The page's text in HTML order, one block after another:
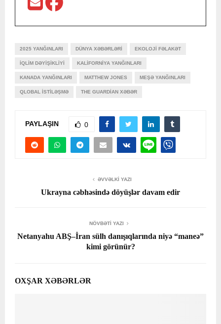
2025 YANĞINLARI DÜNYA XƏBƏRLƏRI EKOLOJI FƏLAKƏT
IQLIM DƏYIŞIKLIYI KALIFORNIYA YANĞINLARI
KANADA YANĞINLARI MATTHEW JONES MEŞƏ YANĞINLARI
QLOBAL ISTILƏŞMƏ THE GUARDIAN XƏBƏR
PAYLAŞIN 0
ƏVVƏLKI YAZI
Ukrayna cəbhəsində döyüşlər davam edir
NÖVBƏTI YAZI
Netanyahu ABŞ–İran sülh danışıqlarında niyə “maneə”
kimi görünür?
OXŞAR XƏBƏRLƏR